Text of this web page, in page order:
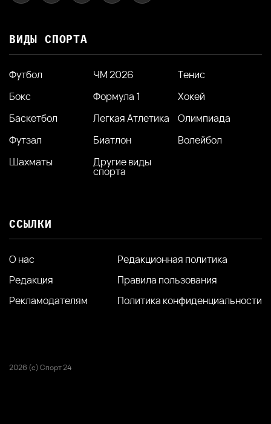
ВИДЫ СПОРТА
Футбол ЧМ 2026
Тенис
Бокс
Формула 1
Хокей
Баскетбол
Легкая Атлетика
Олимпиада
Футзал
Биатлон
Волейбол
Шахматы
Другие виды
спорта
ССЫЛКИ
О нас
Редакция
Рекламодателям
Редакционная политика
Правила пользования
Политика конфиденциальности
2026 (с) Спорт 24